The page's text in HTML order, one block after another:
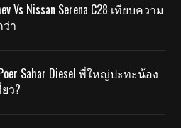
Vs Nissan Serena C28 เทียบความ
า
Poer Sahar Diesel พี่ใหญ่ปะทะน้อง
ว?